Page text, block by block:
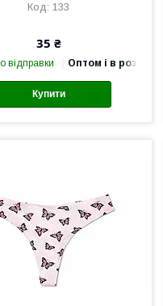
133
35 ₴
відправки Оптом і в роздріб
Купити